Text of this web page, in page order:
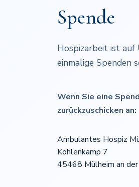
Spende
Hospizarbeit ist auf
einmalige Spenden
Wenn Sie eine
zurückzuschicken an:
Ambulantes Hospiz
Kohlenkamp 7
45468 Mülheim an der